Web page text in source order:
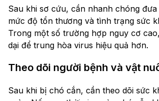
Sau khi sơ cứu, cần nhanh chóng
mức độ tổn thương và tình trạng sức
Trong một số trường hợp nguy cơ
dại để trung hòa virus hiệu quả hơn.
Theo dõi người bệnh và vật
Sau khi bị chó cắn, cần theo dõi sức